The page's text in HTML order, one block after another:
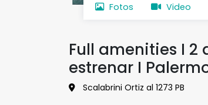
Fotos Video
Full amenities I 2
estrenar I
Scalabrini Ortiz al 1273 PB